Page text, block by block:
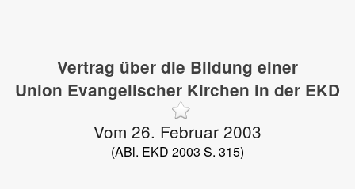
Vertrag über die Bildung einer
Union Evangelischer Kirchen in der EKD
Vom 26. Februar 2003
(ABl. EKD 2003 S. 315)